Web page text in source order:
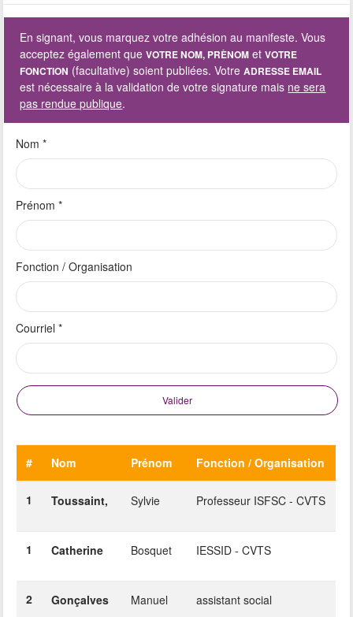
En signant, vous marquez votre adhésion au manifeste. Vous
acceptez également queVOTRE NOM, PRÈNOM etVOTRE
FONCTION (facultative) soient publiées. VotreADRESSE EMAIL
est nécessaire à la validation de votre signature mais ne sera
pas rendue publique.
Nom*
Prénom*
Fonction / Organisation
Courriel*
Valider
# Nom Prénom Fonction / Organisation
1 Toussaint, Sylvie Professeur ISFSC - CVTS
1 Catherine Bosquet IESSID - CVTS
2 Gonçalves Manuel assistant social